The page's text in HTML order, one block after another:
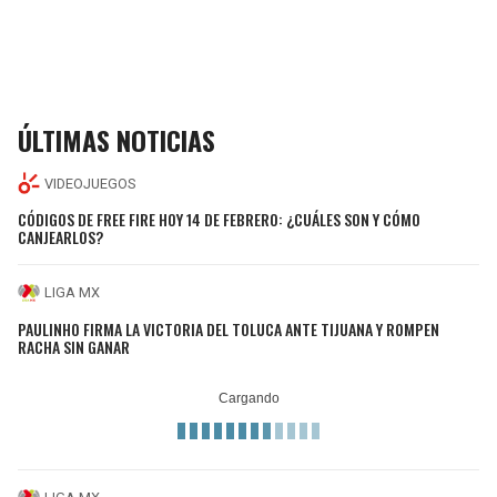
ÚLTIMAS NOTICIAS
VIDEOJUEGOS
CÓDIGOS DE FREE FIRE HOY 14 DE FEBRERO: ¿CUÁLES SON Y CÓMO
CANJEARLOS?
LIGA MX
PAULINHO FIRMA LA VICTORIA DEL TOLUCA ANTE TIJUANA Y ROMPEN
RACHA SIN GANAR